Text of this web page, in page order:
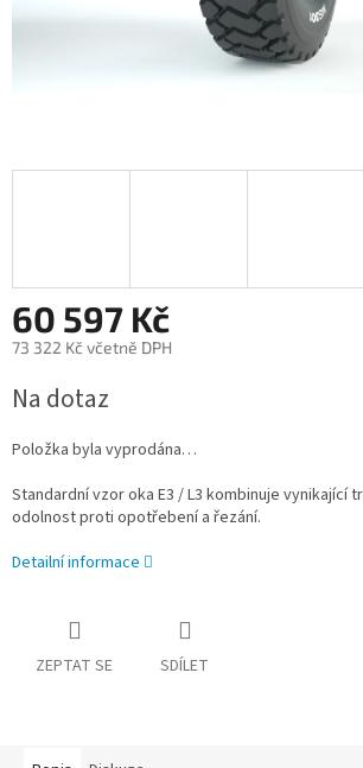
60 597 Kč
73 322 Kč včetně DPH
cena:
Na dotaz
Položka byla vyprodána…
Standardní vzor oka E3 / L3 kombinuje vynikající
odolnost proti opotřebení a řezání.
Detailní informace
ZEPTAT SE SDÍLET